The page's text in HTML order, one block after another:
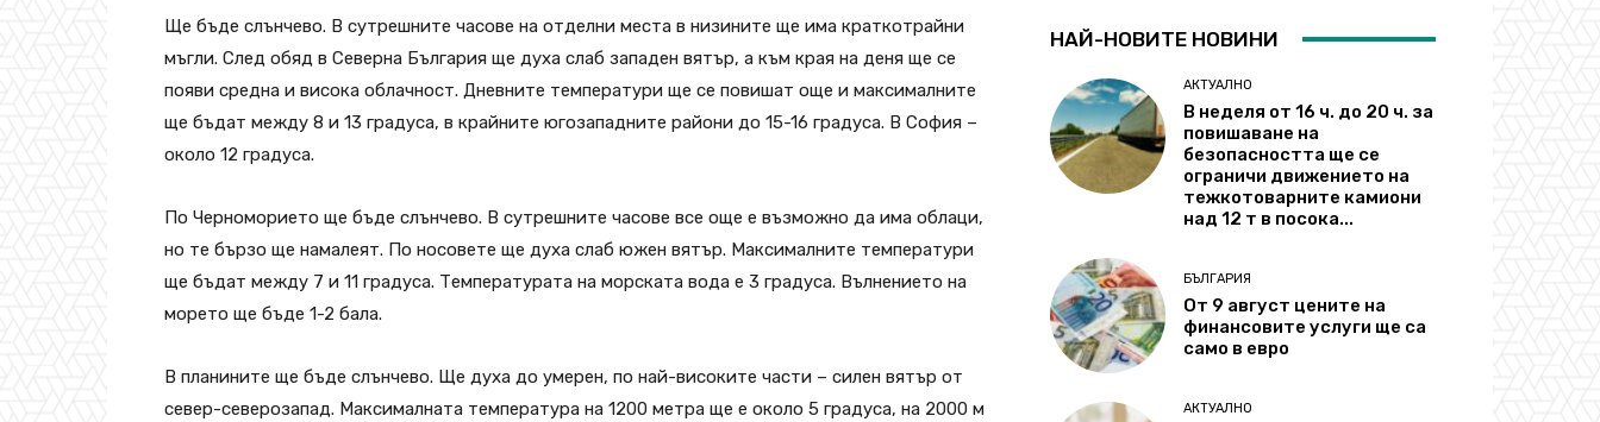
Ще бъде слънчево. В сутрешните часове на отделни места в низините ще има краткотрайни
мъгли. След обяд в Северна България ще духа слаб западен вятър, а към края на деня ще се
появи средна и висока облачност. Дневните температури ще се повишат още и максималните
ще бъдат между 8 и 13 градуса, в крайните югозападните райони до 15-16 градуса. В София –
около 12 градуса.
По Черноморието ще бъде слънчево. В сутрешните часове все още е възможно да има облаци,
но те бързо ще намалеят. По носовете ще духа слаб южен вятър. Максималните температури
ще бъдат между 7 и 11 градуса. Температурата на морската вода е 3 градуса. Вълнението на
морето ще бъде 1-2 бала.
В планините ще бъде слънчево. Ще духа до умерен, по най-високите части – силен вятър от
север-северозапад. Максималната температура на 1200 метра ще е около 5 градуса, на 2000 м
НАЙ-НОВИТЕ НОВИНИ
АКТУАЛНО
В неделя от 16 ч. до 20 ч. за
повишаване на
безопасността ще се
ограничи движението на
тежкотоварните камиони
над 12 т в посока...
БЪЛГАРИЯ
От 9 август цените на
финансовите услуги ще са
само в евро
АКТУАЛНО